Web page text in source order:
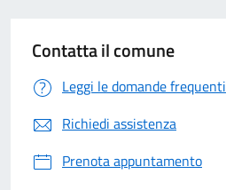
Contatta il comune
Leggi le domande frequenti
Richiedi assistenza
Prenota appuntamento